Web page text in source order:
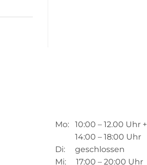
Mo: 10:00 – 12.00 Uhr +
14:00 – 18:00 Uhr
Di: geschlossen
Mi: 17:00 – 20:00 Uhr